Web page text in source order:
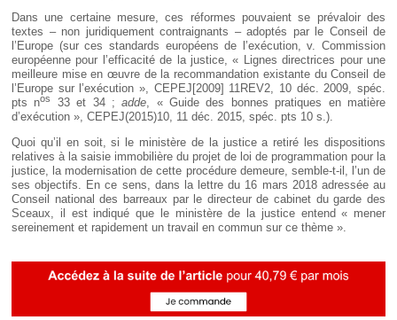
Dans une certaine mesure, ces réformes pouvaient se prévaloir des
textes – non juridiquement contraignants – adoptés par le Conseil de
l’Europe (sur ces standards européens de l’exécution, v. Commission
européenne pour l’efficacité de la justice, « Lignes directrices pour une
meilleure mise en œuvre de la recommandation existante du Conseil de
l’Europe sur l’exécution », CEPEJ[2009] 11REV2, 10 déc. 2009, spéc.
pts nos 33 et 34 ;adde, « Guide des bonnes pratiques en matière
d’exécution », CEPEJ(2015)10, 11 déc. 2015, spéc. pts 10 s.).
Quoi qu’il en soit, si le ministère de la justice a retiré les dispositions
relatives à la saisie immobilière du projet de loi de programmation pour la
justice, la modernisation de cette procédure demeure, semble-t-il, l’un de
ses objectifs. En ce sens, dans la lettre du 16 mars 2018 adressée au
Conseil national des barreaux par le directeur de cabinet du garde des
Sceaux, il est indiqué que le ministère de la justice entend « mener
sereinement et rapidement un travail en commun sur ce thème ».